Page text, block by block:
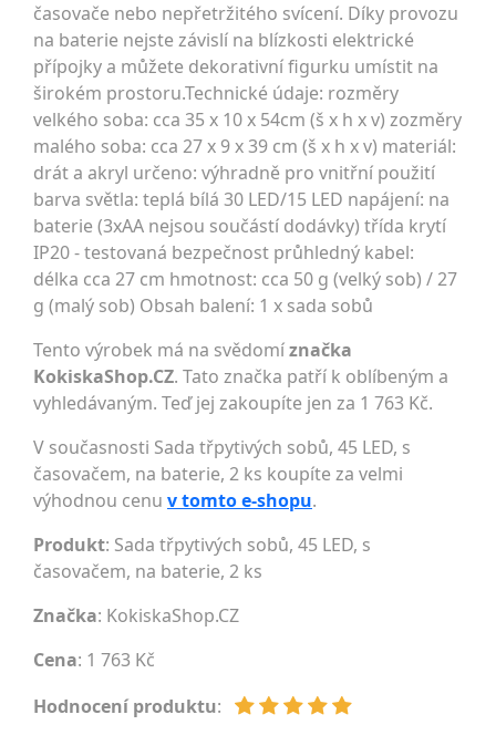
časovače nebo nepřetržitého svícení. Díky provozu
na baterie nejste závislí na blízkosti elektrické
přípojky a můžete dekorativní figurku umístit na
širokém prostoru.Technické údaje: rozměry
velkého soba: cca 35 x 10 x 54cm (š x h x v) zozměry
malého soba: cca 27 x 9 x 39 cm (š x h x v) materiál:
drát a akryl určeno: výhradně pro vnitřní použití
barva světla: teplá bílá 30 LED/15 LED napájení: na
baterie (3xAA nejsou součástí dodávky) třída krytí
IP20 - testovaná bezpečnost průhledný kabel:
délka cca 27 cm hmotnost: cca 50 g (velký sob) / 27
g (malý sob) Obsah balení: 1 x sada sobů
Tento výrobek má na svědomíznačka
KokiskaShop.CZ. Tato značka patří k oblíbeným a
vyhledávaným. Teď jej zakoupíte jen za 1 763 Kč.
V současnosti Sada třpytivých sobů, 45 LED, s
časovačem, na baterie, 2 ks koupíte za velmi
výhodnou cenu v tomto e-shopu.
Produkt: Sada třpytivých sobů, 45 LED, s
časovačem, na baterie, 2 ks
Značka: KokiskaShop.CZ
Cena: 1 763 Kč
Hodnocení produktu: